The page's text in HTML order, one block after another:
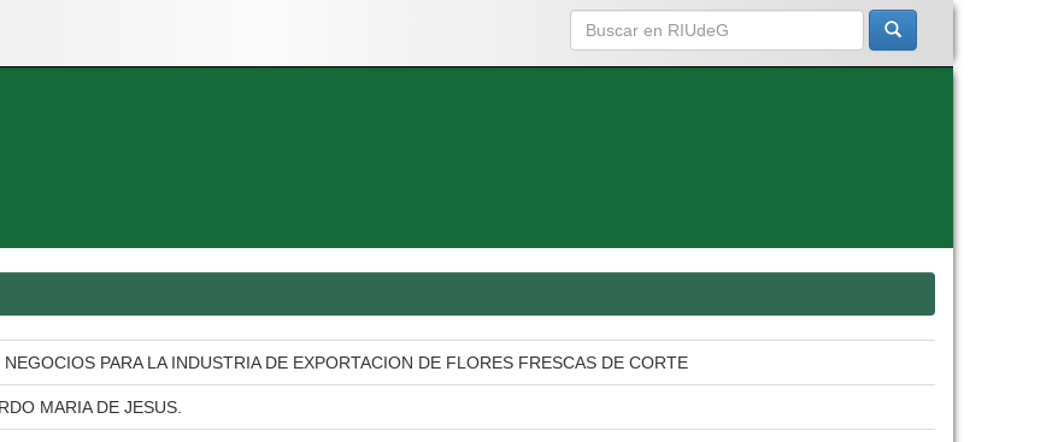
NEGOCIOS PARA LA INDUSTRIA DE EXPORTACION DE FLORES FRESCAS DE CORTE
MARIA DE JESUS.